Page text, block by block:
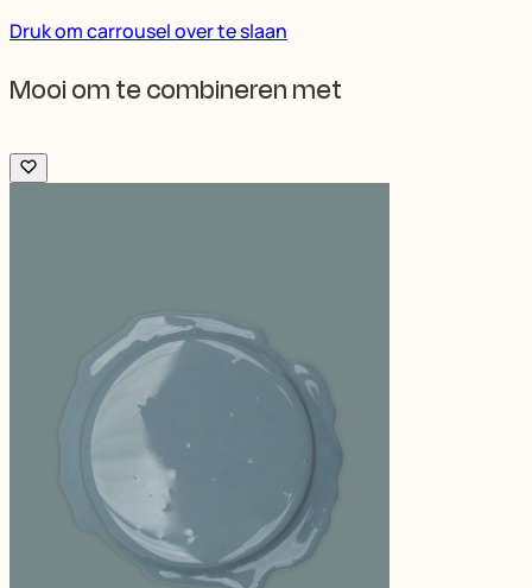
Druk om carrousel over te slaan
Mooi om te combineren met